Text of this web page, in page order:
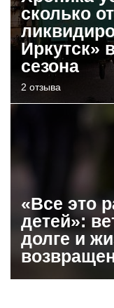
сколько
Иркутск»
сезона
2 отзыва
«Все это
детей»:
долге и